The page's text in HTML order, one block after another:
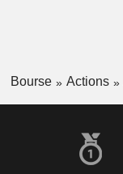
Bourse Actions